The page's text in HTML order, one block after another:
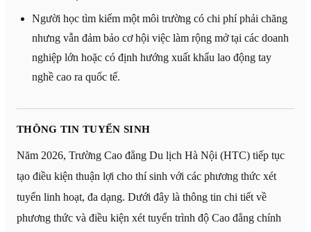
Người học tìm kiếm một môi trường có chi phí phải chăng
nhưng vẫn đảm bảo cơ hội việc làm rộng mở tại các doanh
nghiệp lớn hoặc có định hướng xuất khẩu lao động tay
nghề cao ra quốc tế.
THÔNG TIN TUYỂN SINH
Năm 2026, Trường Cao đẳng Du lịch Hà Nội (HTC) tiếp tục
tạo điều kiện thuận lợi cho thí sinh với các phương thức xét
tuyển linh hoạt, đa dạng. Dưới đây là thông tin chi tiết về
phương thức và điều kiện xét tuyển trình độ Cao đẳng chính